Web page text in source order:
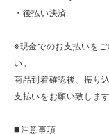
・後払い決済
※現金でのお支払いを
い。
商品到着確認後、振り
支払いをお願い致します
◼️注意事項